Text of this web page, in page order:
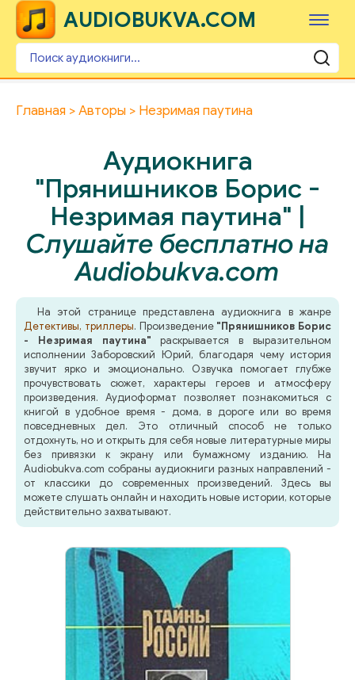
AUDIOBUKVA.COM
Главная Авторы Незримая паутина
Аудиокнига
"Прянишников Борис -
Незримая паутина" |
Слушайте бесплатно на
Audiobukva.com
На этой странице представлена аудиокнига в жанре
Детективы, триллеры. Произведение "Прянишников Борис
- Незримая паутина" раскрывается в выразительном
исполнении Заборовский Юрий, благодаря чему история
звучит ярко и эмоционально. Озвучка помогает глубже
прочувствовать сюжет, характеры героев и атмосферу
произведения. Аудиоформат позволяет познакомиться с
книгой в удобное время - дома, в дороге или во время
повседневных дел. Это отличный способ не только
отдохнуть, но и открыть для себя новые литературные миры
без привязки к экрану или бумажному изданию. На
Audiobukva.com собраны аудиокниги разных направлений -
от классики до современных произведений. Здесь вы
можете слушать онлайн и находить новые истории, которые
действительно захватывают.